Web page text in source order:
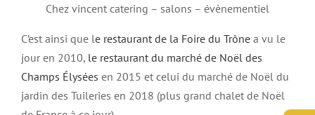
Chez vincent catering – salons – évènementiel
C’est ainsi que le restaurant de la Foire du Trône a vu le
jour en 2010, le restaurant du marché de Noël des
Champs Élysées en 2015 et celui du marché de Noël du
jardin des Tuileries en 2018 (plus grand chalet de Noël